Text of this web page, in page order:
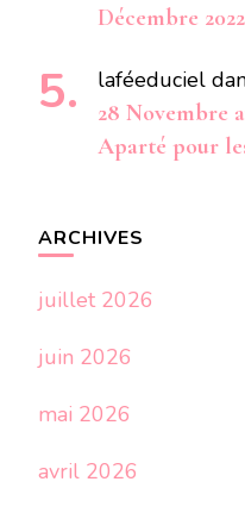
Décembre
laféeduciel
28 Novembre
Aparté pour
ARCHIVES
juillet 2026
juin 2026
mai 2026
avril 2026